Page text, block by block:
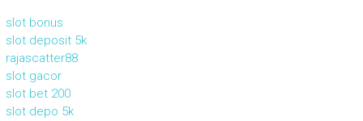
slot bonus
slot deposit 5k
rajascatter88
slot gacor
slot bet 200
slot depo 5k